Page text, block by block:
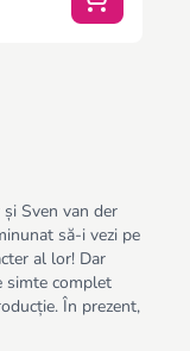
Sven van der
să-i vezi pe
al lor! Dar
simte complet
În prezent,